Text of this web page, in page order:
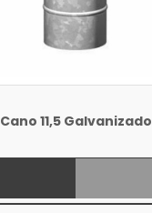
Cano 11,5 Galvanizado